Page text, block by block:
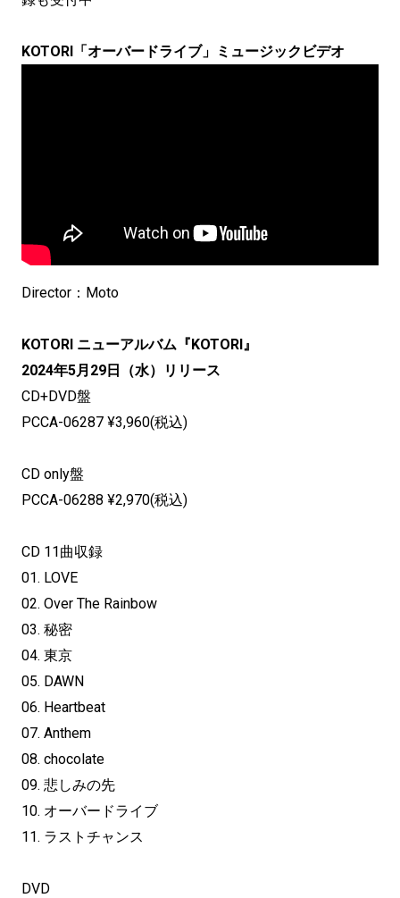
KOTORI「オーバードライブ」ミュージックビデオ
Director：Moto
KOTORI ニューアルバム『KOTORI』
2024年5月29日（水）リリース
CD+DVD盤
PCCA-06287 ¥3,960(税込)
CD only盤
PCCA-06288 ¥2,970(税込)
CD 11曲収録
01. LOVE
02. Over The Rainbow
03. 秘密
04. 東京
05. DAWN
06. Heartbeat
07. Anthem
08. chocolate
09. 悲しみの先
10. オーバードライブ
11. ラストチャンス
DVD